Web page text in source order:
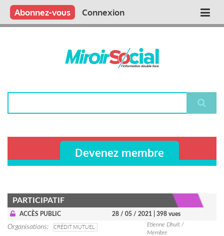
Aller
contenu
Main
Qui sommes nous ?
Vous publiez
Nous publions
Contactez-nous
Abonnez-vous Connexion
Devenez membre
PARTICIPATIF
ACCÈS PUBLIC 28 / 05 / 2021 | 398 vues
Organisations CRÉDIT MUTUEL
Etienne Dhuit /
Membre